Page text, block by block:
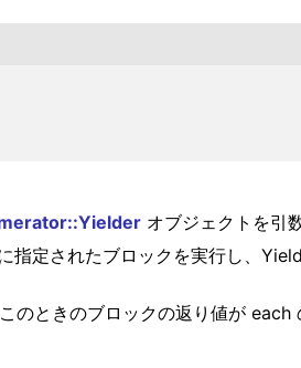
オブジェクトを引
定されたブロックを実行し、
ときのブロックの返り値が each